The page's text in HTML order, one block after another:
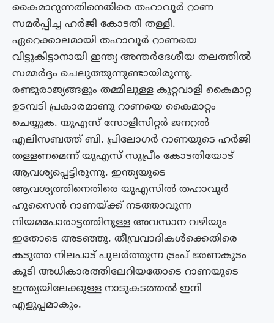
കൈമാറുന്നതിനെതിരെ തഹാവൂർ റാണ
സമർപ്പിച്ച ഹർജി കോടതി തള്ളി.
ഏറെക്കാലമായി തഹാവൂർ റാണയെ
വിട്ടുകിട്ടാനായി ഇന്ത്യ അന്തർദേശീയ തലത്തിൽ
സമ്മർദ്ദം ചെലുത്തുന്നുണ്ടായിരുന്നു.
രണ്ടുരാജ്യങ്ങളും തമ്മിലുള്ള കുറ്റവാളി കൈമാറ്റ
ഉടമ്പടി പ്രകാരമാണു റാണയെ കൈമാറ്റം
ചെയ്യുക. യുഎസ് സോളിസിറ്റർ ജനറൽ
എലിസബത്ത് ബി. പ്രിലോഗർ റാണയുടെ ഹർജി
തള്ളണമെന്ന് യുഎസ് സുപ്രീം കോടതിയോട്
ആവശ്യപ്പെട്ടിരുന്നു. ഇന്ത്യയുടെ
ആവശ്യത്തിനെതിരെ യുഎസിൽ തഹാവൂർ
ഹുസൈൻ റാണയ്‌ക്ക് നടത്താവുന്ന
നിയമപോരാട്ടത്തിനുള്ള അവസാന വഴിയും
ഇതോടെ അടഞ്ഞു. തീവ്രവാദികൾക്കെതിരെ
കടുത്ത നിലപാട് പുലർത്തുന്ന ട്രംപ് ഭരണകൂടം
കൂടി അധികാരത്തിലേറിയതോടെ റാണയുടെ
ഇന്ത്യയിലേക്കുള്ള നാടുകടത്തൽ ഇനി
എളുപ്പമാകും.